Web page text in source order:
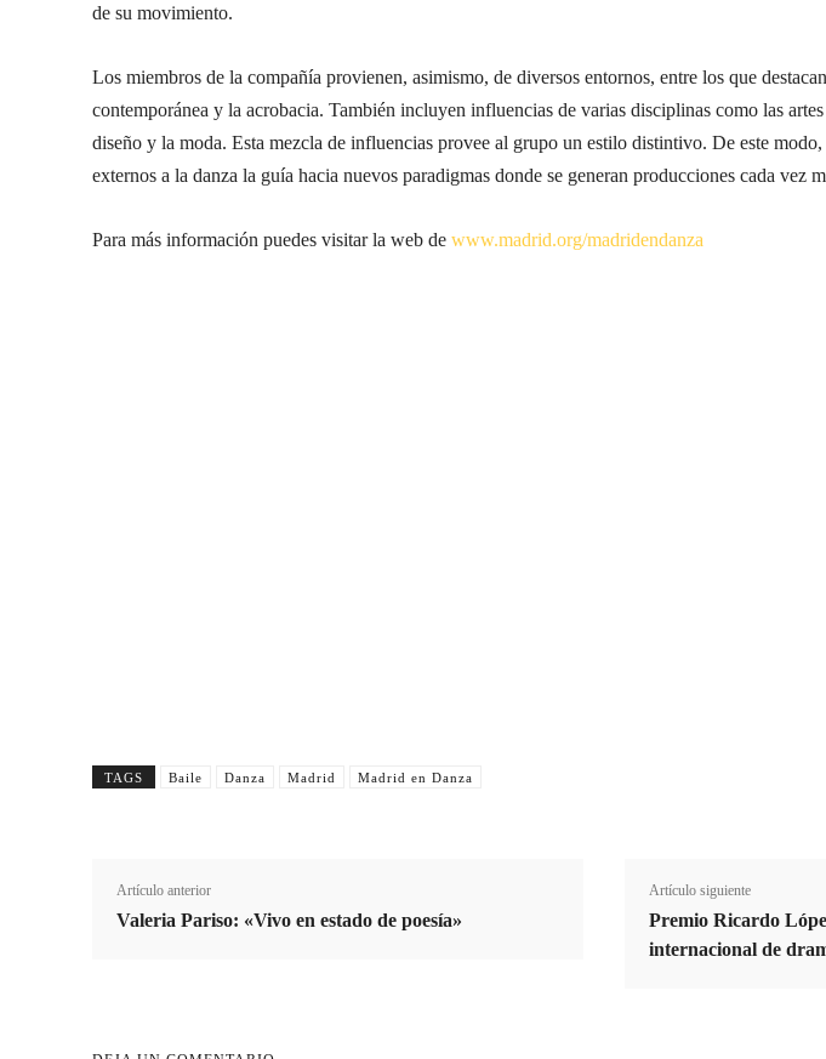
de su movimiento.
Los miembros de la compañía provienen, asimismo, de diversos entornos, entre los que
contemporánea y la acrobacia. También incluyen influencias de varias disciplinas como las
diseño y la moda. Esta mezcla de influencias provee al grupo un estilo distintivo. De este
externos a la danza la guía hacia nuevos paradigmas donde se generan producciones cada vez
Para más información puedes visitar la web de www.madrid.org/madridendanza
b
l
TAGS Baile Danza Madrid Madrid en Danza
Artículo anterior
Valeria Pariso: «Vivo en estado de poesía»
Artículo siguiente
Premio Ricardo
internacional de